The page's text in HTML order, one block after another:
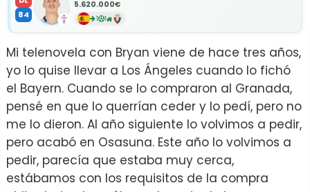
84
5.620.000€
1 1
Mi telenovela con Bryan viene de hace tres años,
yo lo quise llevar a Los Ángeles cuando lo fichó
el Bayern. Cuando se lo compraron al Granada,
pensé en que lo querrían ceder y lo pedí, pero no
me lo dieron. Al año siguiente lo volvimos a pedir,
pero acabó en Osasuna. Este año lo volvimos a
pedir, parecía que estaba muy cerca,
estábamos con los requisitos de la compra